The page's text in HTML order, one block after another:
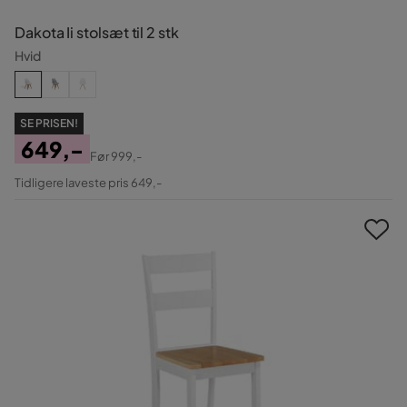
Dakota Ii stolsæt til 2 stk
Hvid
SE PRISEN!
Pris
649,-
Original
Før999,-
Tidligere laveste pris 649,-